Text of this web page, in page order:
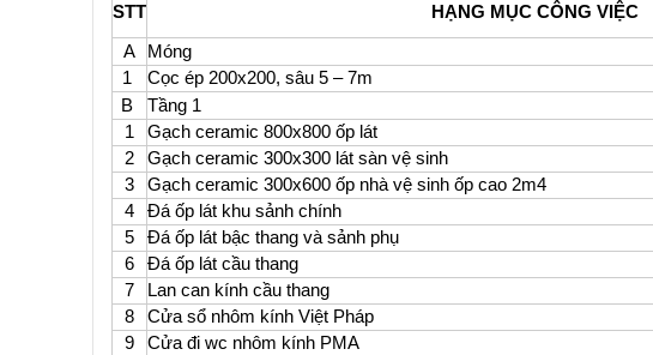
STT HẠNG MỤC CÔNG VIỆC
A
Móng
1
Cọc ép 200x200, sâu 5 – 7m
B
Tầng 1
1
Gạch ceramic 800x800 ốp lát
2
Gạch ceramic 300x300 lát sàn vệ sinh
3
Gạch ceramic 300x600 ốp nhà vệ sinh ốp cao 2m4
4
Đá ốp lát khu sảnh chính
5
Đá ốp lát bậc thang và sảnh phụ
6
Đá ốp lát cầu thang
7
Lan can kính cầu thang
8
Cửa sổ nhôm kính Việt Pháp
9
Cửa đi wc nhôm kính PMA